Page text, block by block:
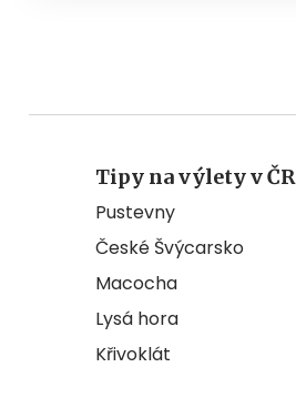
Tipy na výlety v ČR
Pustevny
České Švýcarsko
Macocha
Lysá hora
Křivoklát